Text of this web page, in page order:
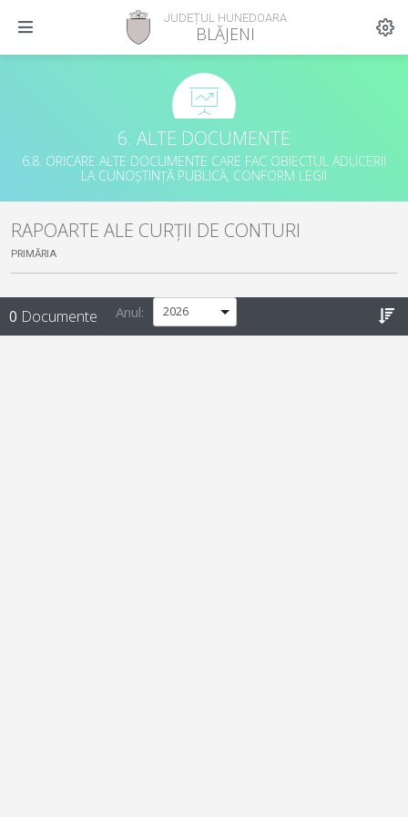
JUDEȚUL HUNEDOARA
BLĂJENI
6. ALTE DOCUMENTE
6.8. ORICARE ALTE DOCUMENTE CARE FAC OBIECTUL ADUCERII
LA CUNOȘTINȚĂ PUBLICĂ, CONFORM LEGII
RAPOARTE ALE CURȚII DE CONTURI
PRIMĂRIA
0 Documente Anul: